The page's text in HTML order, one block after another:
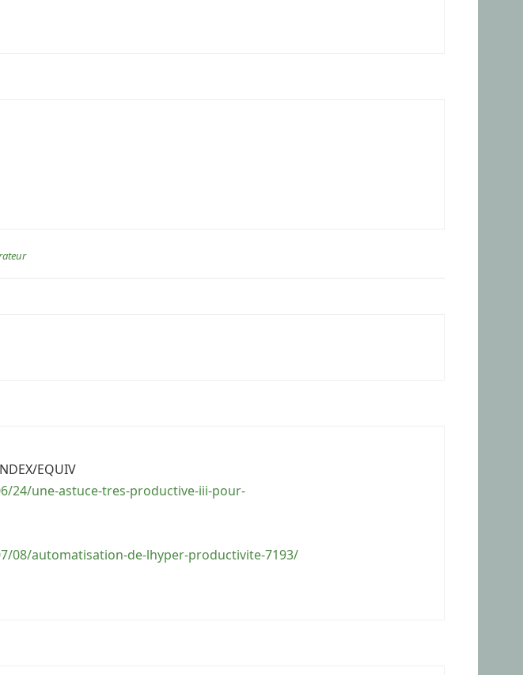
EQUIV
24/une-astuce-tres-productive-iii-pour-
08/automatisation-de-lhyper-productivite-7193/